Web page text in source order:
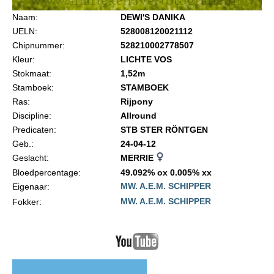
Import registratie
I&R Registratie
Informatie overschrijven paspoort
Formulier overschrijven op naam
Animal Health Regulation
Gids voor Goede Praktijken
Tarievenlijst
Naam:
DEWI'S DANIKA
UELN:
528008120021112
Chipnummer:
528210002778507
Kleur:
LICHTE VOS
Stokmaat:
1,52m
Stamboek:
STAMBOEK
Ras:
Rijpony
Discipline:
Allround
Predicaten:
STB STER RÖNTGEN
Geb.:
24-04-12
Geslacht:
MERRIE
Bloedpercentage:
49.092% ox 0.005% xx
Eigenaar:
MW. A.E.M. SCHIPPER
Fokker:
MW. A.E.M. SCHIPPER